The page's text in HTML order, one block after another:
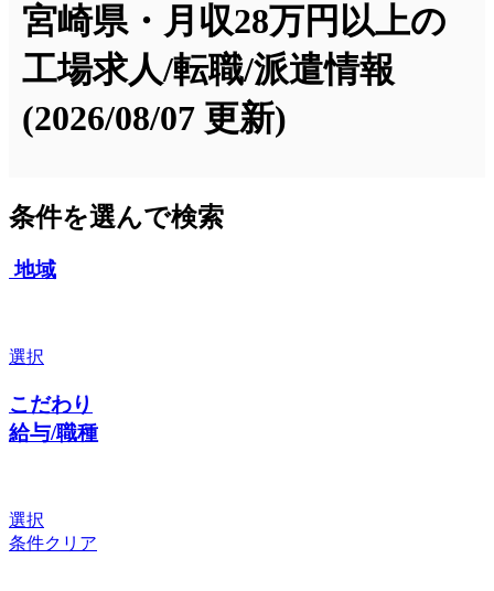
宮崎県・月収28万円以上の
工場求人/転職/派遣情報
(2026/08/07 更新)
条件を選んで検索
地域
選択
こだわり
給与/職種
選択
条件クリア